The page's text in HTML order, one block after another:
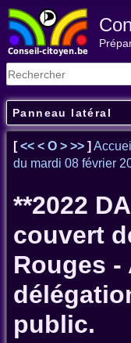
Panneau latéral
[<< < O > >> ] Accueil
du mardi 08 février
**2022
couvert
Rouges
public.